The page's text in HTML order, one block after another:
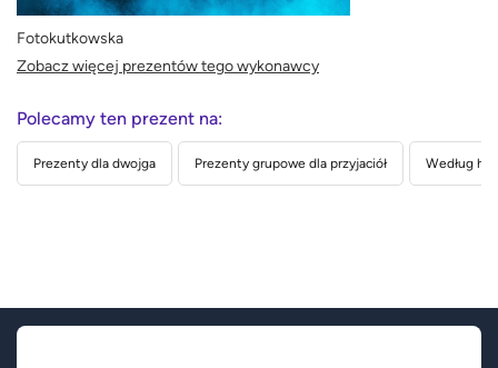
Fotokutkowska
Zobacz więcej prezentów tego wykonawcy
Polecamy ten prezent na:
Prezenty dla dwojga Prezenty grupowe dla przyjaciół Według